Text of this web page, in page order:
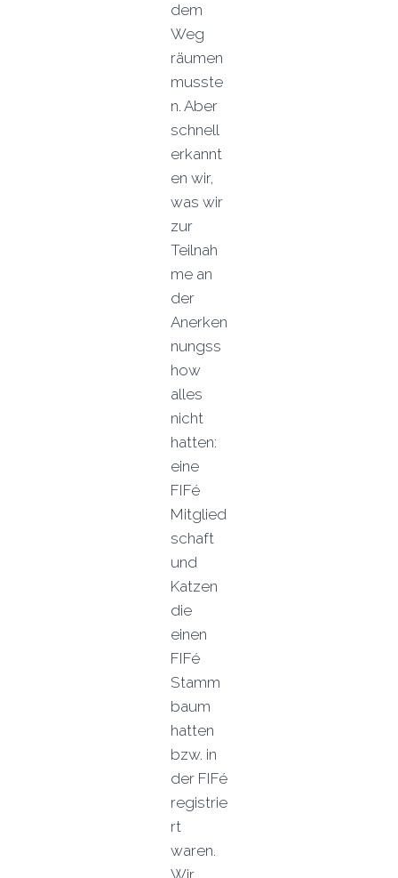
dem
Weg
räumen
musste
n. Aber
schnell
erkannt
en wir,
was wir
zur
Teilnah
me an
der
Anerken
nungss
how
alles
nicht
hatten:
eine
FIFé
Mitglied
schaft
und
Katzen
die
einen
FIFé
Stamm
baum
hatten
bzw. in
der FIFé
registrie
rt
waren.
Wir